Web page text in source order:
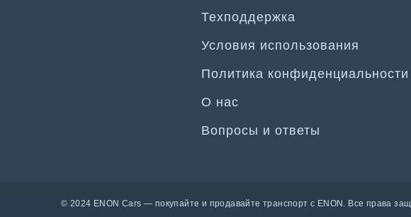
Техподдержка
Условия использования
Политика конфиденциальности
О нас
Вопросы и ответы
© 2024 ENON Cars — покупайте и продавайте транспорт с ENON. Все права